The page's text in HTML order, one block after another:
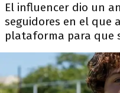
El influencer dio un
seguidores en el que
plataforma para que